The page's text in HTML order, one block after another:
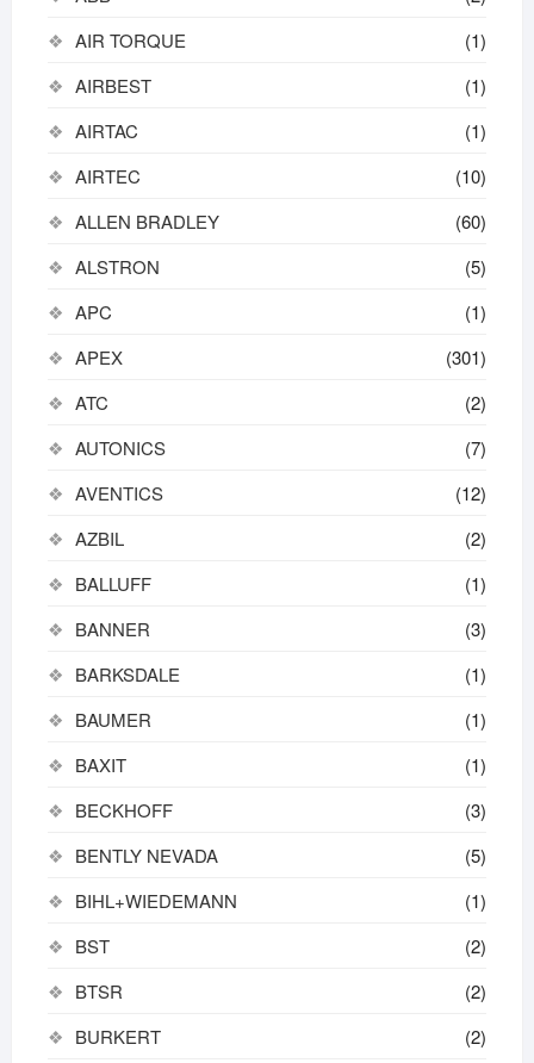
AIR TORQUE
(1)
AIRBEST
(1)
AIRTAC
(1)
AIRTEC
(10)
ALLEN BRADLEY
(60)
ALSTRON
(5)
APC
(1)
APEX
(301)
ATC
(2)
AUTONICS
(7)
AVENTICS
(12)
AZBIL
(2)
BALLUFF
(1)
BANNER
(3)
BARKSDALE
(1)
BAUMER
(1)
BAXIT
(1)
BECKHOFF
(3)
BENTLY NEVADA
(5)
BIHL+WIEDEMANN
(1)
BST
(2)
BTSR
(2)
BURKERT
(2)